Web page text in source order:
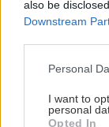
also be
Downstream
Please note
not limited to
grant or deny
Personal
I want to
personal
Opted In
από τον χυμό
βασιλικό.
χρειαστεί,